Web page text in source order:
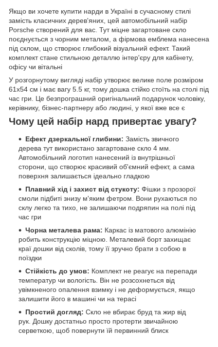
Якщо ви хочете купити нарди в Україні в сучасному стилі
замість класичних дерев'яних, цей автомобільний набір
Porsche створений для вас. Тут міцне загартоване скло
поєднується з чорним металом, а фірмова емблема нанесена
під склом, що створює глибокий візуальний ефект. Такий
комплект стане стильною деталлю інтер'єру для кабінету,
офісу чи вітальні
У розгорнутому вигляді набір утворює велике поле розміром
61х54 см і має вагу 5.5 кг, тому дошка стійко стоїть на столі під
час гри. Це безпрограшний оригінальний подарунок чоловіку,
керівнику, бізнес-партнеру або людині, у якої вже все є
Чому цей набір нард привертає увагу?
Ефект дзеркальної глибини: Замість звичного
дерева тут використано загартоване скло 4 мм.
Автомобільний логотип нанесений із внутрішньої
сторони, що створює красивий об'ємний ефект, а сама
поверхня залишається ідеально гладкою
Плавний хід і захист від стукоту: Фішки з прозорої
смоли підбиті знизу м'яким фетром. Вони рухаються по
склу легко та тихо, не залишаючи подряпин на полі під
час гри
Чорна металева рама: Каркас із матового алюмінію
робить конструкцію міцною. Металевий борт захищає
краї дошки від сколів, тому її зручно брати з собою в
поїздки
Стійкість до умов: Комплект не реагує на перепади
температур чи вологість. Він не розсохнеться від
увімкненого опалення взимку і не деформується, якщо
залишити його в машині чи на терасі
Простий догляд: Скло не вбирає бруд та жир від
рук. Дошку достатньо просто протерти звичайною
серветкою, щоб повернути їй первинний блиск